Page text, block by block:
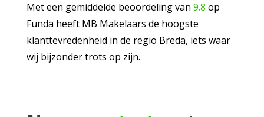
Met een gemiddelde beoordeling van 9.8 op
Funda heeft MB Makelaars de hoogste
klanttevredenheid in de regio Breda, iets waar
wij bijzonder trots op zijn.